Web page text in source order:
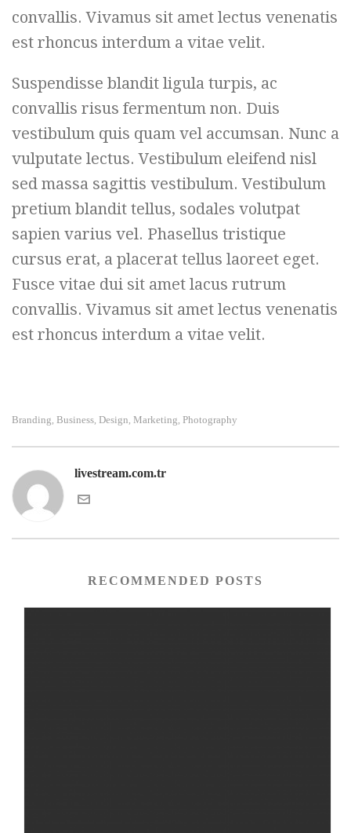
convallis. Vivamus sit amet lectus venenatis
est rhoncus interdum a vitae velit.
Suspendisse blandit ligula turpis, ac
convallis risus fermentum non. Duis
vestibulum quis quam vel accumsan. Nunc a
vulputate lectus. Vestibulum eleifend nisl
sed massa sagittis vestibulum. Vestibulum
pretium blandit tellus, sodales volutpat
sapien varius vel. Phasellus tristique
cursus erat, a placerat tellus laoreet eget.
Fusce vitae dui sit amet lacus rutrum
convallis. Vivamus sit amet lectus venenatis
est rhoncus interdum a vitae velit.
Branding, Business, Design, Marketing, Photography
livestream.com.tr
RECOMMENDED POSTS